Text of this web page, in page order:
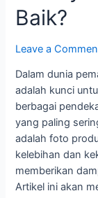
Baik?
Leave a
Dalam dunia
adalah kunci
berbagai
yang paling
adalah foto
kelebihan dan
memberikan
Artikel ini akan